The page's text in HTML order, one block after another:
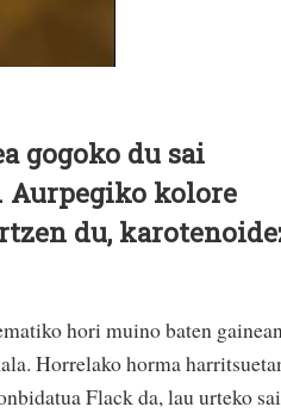
gogoko du sai
Aurpegiko kolore
du,
hori muino baten
Horrelako horma
Flack da, lau urteko sai